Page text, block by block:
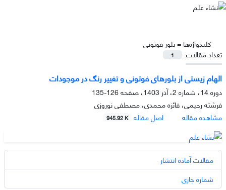
کلیدواژه‌ها =بلور فوتونی
تعداد مقالات:
1
الهام زیستی از بلورهای فوتونی و تغییر رنگ در موجودات
دوره 14، شماره 2، آذر 1403، صفحه
126-135
فرشته رحیمی، فائزه محمدی، مصطفی نوروزی
مشاهده مقاله
اصل مقاله 945.92 K
مقالات آماده انتشار
شماره جاری